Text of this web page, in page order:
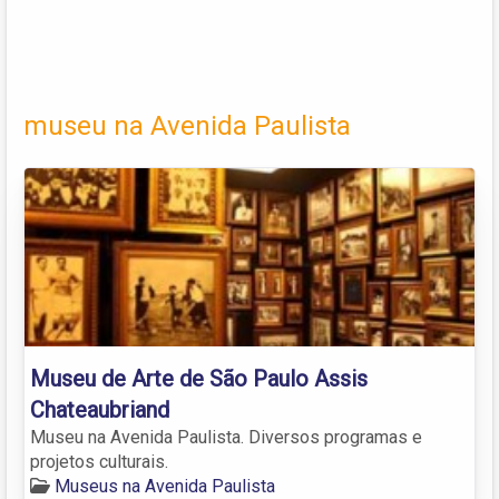
museu na Avenida Paulista
Museu de Arte de São Paulo Assis
Chateaubriand
Museu na Avenida Paulista. Diversos programas e
projetos culturais.
Museus na Avenida Paulista